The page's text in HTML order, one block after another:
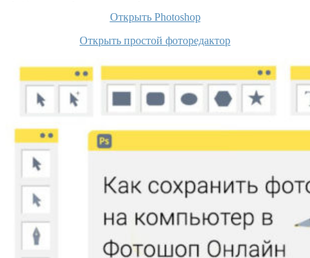
Открыть Photoshop
Открыть простой фоторедактор